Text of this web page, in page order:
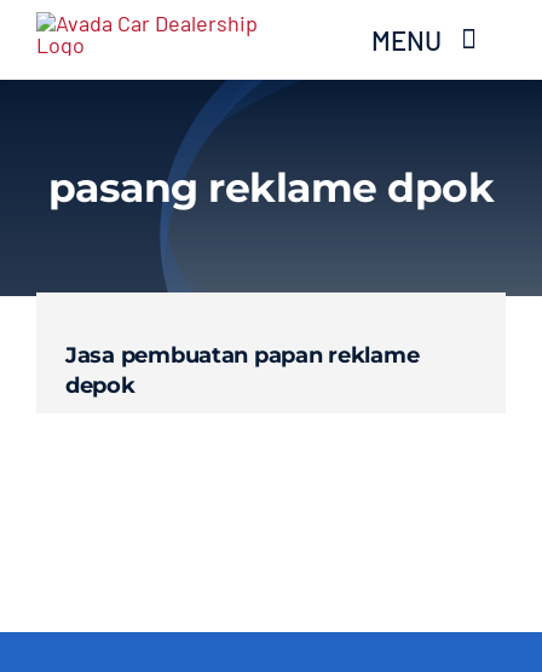
Skip
content
MENU
Services
Gallery
pasang reklame dpok
Jasa pembuatan papan reklame
depok